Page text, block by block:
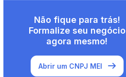
Não fique para trás!
Formalize seu negócio
agora mesmo!
Abrir um CNPJ MEI